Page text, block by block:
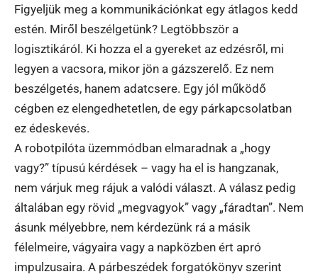
Figyeljük meg a kommunikációnkat egy átlagos kedd
estén. Miről beszélgetünk? Legtöbbször a
logisztikáról. Ki hozza el a gyereket az edzésről, mi
legyen a vacsora, mikor jön a gázszerelő. Ez nem
beszélgetés, hanem adatcsere. Egy jól működő
cégben ez elengedhetetlen, de egy párkapcsolatban
ez édeskevés.
A robotpilóta üzemmódban elmaradnak a „hogy
vagy?” típusú kérdések – vagy ha el is hangzanak,
nem várjuk meg rájuk a valódi választ. A válasz pedig
általában egy rövid „megvagyok” vagy „fáradtan”. Nem
ásunk mélyebbre, nem kérdezünk rá a másik
félelmeire, vágyaira vagy a napközben ért apró
impulzusaira. A párbeszédek forgatókönyv szerint